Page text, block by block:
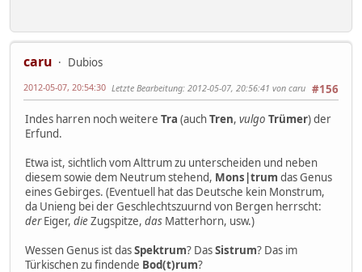
caru
Dubios
#156
2012-05-07, 20:54:30 Letzte Bearbeitung: 2012-05-07, 20:56:41 von caru
Indes harren noch weitere Tra (auchTren, vulgo Trümer) der
Erfund.
Etwa ist, sichtlich vom Alttrum zu unterscheiden und neben
diesem sowie dem Neutrum stehend, Mons|trum das Genus
eines Gebirges. (Eventuell hat das Deutsche kein Monstrum,
da Unieng bei der Geschlechtszuurnd von Bergen herrscht:
derEiger, dieZugspitze, das Matterhorn, usw.)
Wessen Genus ist dasSpektrum? DasSistrum? Das im
Türkischen zu findende Bod(t)rum?